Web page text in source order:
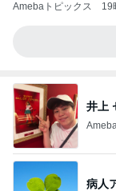
Amebaトピックス 19
井上
病人